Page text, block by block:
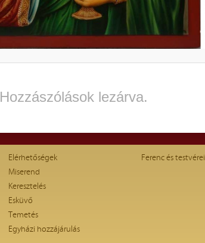
Hozzászólások lezárva.
Elérhetőségek
Miserend
Keresztelés
Esküvő
Temetés
Egyházi hozzájárulás
Ferenc és testvérei